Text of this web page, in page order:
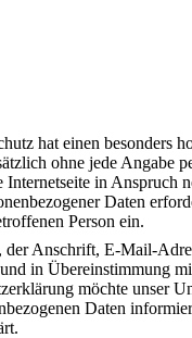
hat einen besonders
ohne jede Angabe
in
Daten
Person ein.
Anschrift, E-Mail-
in Übereinstimmung
möchte unser
Daten